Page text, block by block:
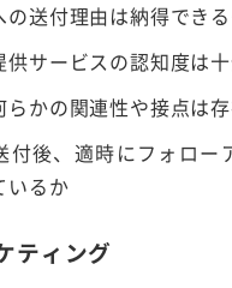
の送付理由は納得でき
供サービスの認知度は
らかの関連性や接点は
付後、適時にフォロー
いるか
ティング